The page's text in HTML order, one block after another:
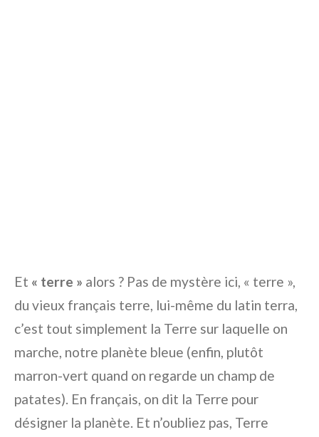
Et « terre » alors ? Pas de mystère ici, « terre »,
du vieux français terre, lui-même du latin terra,
c’est tout simplement la Terre sur laquelle on
marche, notre planète bleue (enfin, plutôt
marron-vert quand on regarde un champ de
patates). En français, on dit la Terre pour
désigner la planète. Et n’oubliez pas, Terre